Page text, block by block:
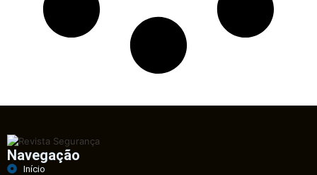
Navegação
Início